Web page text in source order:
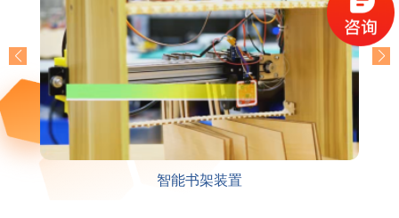
共享单车装置